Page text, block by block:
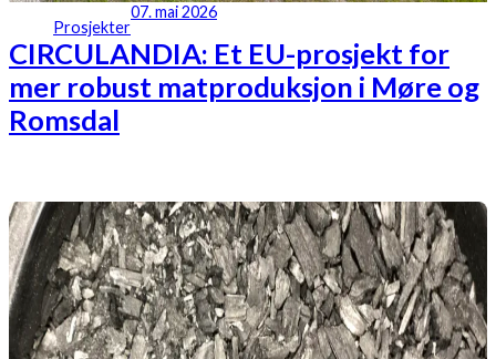
Prosjekter
07. mai 2026
CIRCULANDIA: Et EU-prosjekt for
mer robust matproduksjon i Møre og
Romsdal